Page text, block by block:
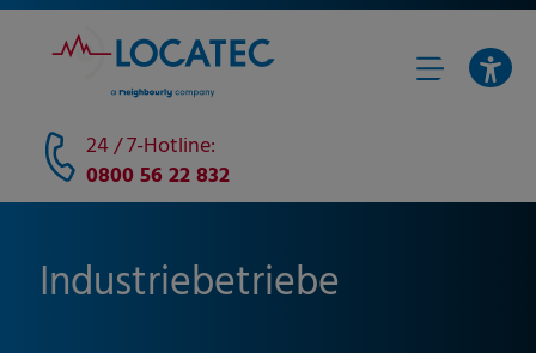
24 / 7-Hotline:
0800 56 22 832
Industriebetriebe